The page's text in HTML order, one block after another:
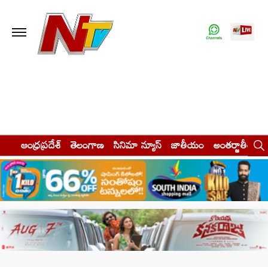
ఆంధ్రప్రదేశ్ తెలంగాణ సినిమా న్యూస్ జాతీయం అంతర్జాతీయం